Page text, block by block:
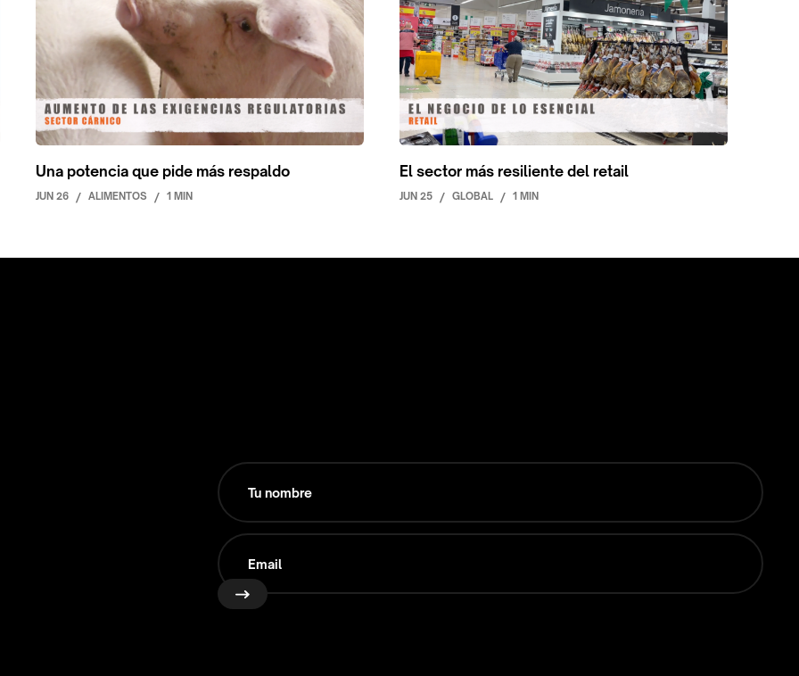
Una potencia que pide más respaldo
JUN 26 / ALIMENTOS / 1 MIN
El sector más resiliente del retail
JUN 25 / GLOBAL / 1 MIN